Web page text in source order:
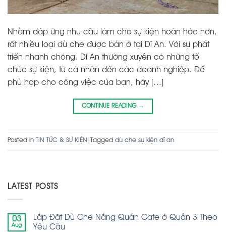
Nhằm đáp ứng nhu cầu làm cho sự kiện hoàn hảo hơn,
rất nhiều loại dù che được bán ở tại Dĩ An. Với sự phát
triển nhanh chóng, Dĩ An thường xuyên có những tổ
chức sự kiện, từ cá nhân đến các doanh nghiệp. Để
phù hợp cho công việc của bạn, hãy […]
CONTINUE READING →
Posted in TIN TỨC & SỰ KIỆN Tagged dù che sự kiện dĩ an
LATEST POSTS
03
Aug
Lắp Đặt Dù Che Nắng Quán Cafe ở Quận 3 Theo
Yêu Cầu